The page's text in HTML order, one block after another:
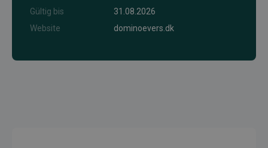
Gültig bis
31.08.2026
Website
dominoevers.dk